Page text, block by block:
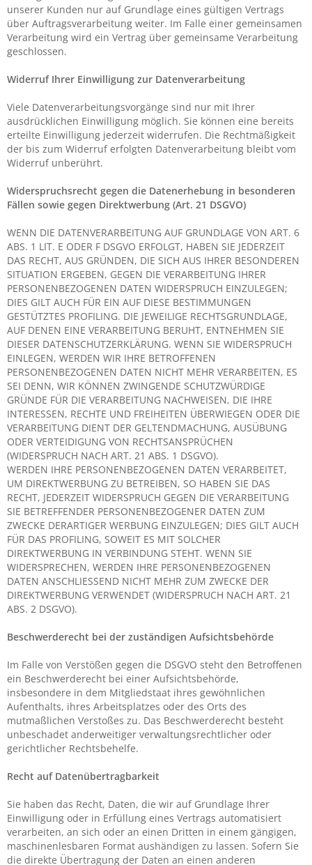
unserer Kunden nur auf Grundlage eines gültigen Vertrags
über Auftragsverarbeitung weiter. Im Falle einer gemeinsamen
Verarbeitung wird ein Vertrag über gemeinsame Verarbeitung
geschlossen.
Widerruf Ihrer Einwilligung zur Datenverarbeitung
Viele Datenverarbeitungsvorgänge sind nur mit Ihrer
ausdrücklichen Einwilligung möglich. Sie können eine bereits
erteilte Einwilligung jederzeit widerrufen. Die Rechtmäßigkeit
der bis zum Widerruf erfolgten Datenverarbeitung bleibt vom
Widerruf unberührt.
Widerspruchsrecht gegen die Datenerhebung in besonderen
Fällen sowie gegen Direktwerbung (Art. 21 DSGVO)
WENN DIE DATENVERARBEITUNG AUF GRUNDLAGE VON ART. 6
ABS. 1 LIT. E ODER F DSGVO ERFOLGT, HABEN SIE JEDERZEIT
DAS RECHT, AUS GRÜNDEN, DIE SICH AUS IHRER BESONDEREN
SITUATION ERGEBEN, GEGEN DIE VERARBEITUNG IHRER
PERSONENBEZOGENEN DATEN WIDERSPRUCH EINZULEGEN;
DIES GILT AUCH FÜR EIN AUF DIESE BESTIMMUNGEN
GESTÜTZTES PROFILING. DIE JEWEILIGE RECHTSGRUNDLAGE,
AUF DENEN EINE VERARBEITUNG BERUHT, ENTNEHMEN SIE
DIESER DATENSCHUTZERKLÄRUNG. WENN SIE WIDERSPRUCH
EINLEGEN, WERDEN WIR IHRE BETROFFENEN
PERSONENBEZOGENEN DATEN NICHT MEHR VERARBEITEN, ES
SEI DENN, WIR KÖNNEN ZWINGENDE SCHUTZWÜRDIGE
GRÜNDE FÜR DIE VERARBEITUNG NACHWEISEN, DIE IHRE
INTERESSEN, RECHTE UND FREIHEITEN ÜBERWIEGEN ODER DIE
VERARBEITUNG DIENT DER GELTENDMACHUNG, AUSÜBUNG
ODER VERTEIDIGUNG VON RECHTSANSPRÜCHEN
(WIDERSPRUCH NACH ART. 21 ABS. 1 DSGVO).
WERDEN IHRE PERSONENBEZOGENEN DATEN VERARBEITET,
UM DIREKTWERBUNG ZU BETREIBEN, SO HABEN SIE DAS
RECHT, JEDERZEIT WIDERSPRUCH GEGEN DIE VERARBEITUNG
SIE BETREFFENDER PERSONENBEZOGENER DATEN ZUM
ZWECKE DERARTIGER WERBUNG EINZULEGEN; DIES GILT AUCH
FÜR DAS PROFILING, SOWEIT ES MIT SOLCHER
DIREKTWERBUNG IN VERBINDUNG STEHT. WENN SIE
WIDERSPRECHEN, WERDEN IHRE PERSONENBEZOGENEN
DATEN ANSCHLIESSEND NICHT MEHR ZUM ZWECKE DER
DIREKTWERBUNG VERWENDET (WIDERSPRUCH NACH ART. 21
ABS. 2 DSGVO).
Beschwerde­recht bei der zuständigen Aufsichts­behörde
Im Falle von Verstößen gegen die DSGVO steht den Betroffenen
ein Beschwerderecht bei einer Aufsichtsbehörde,
insbesondere in dem Mitgliedstaat ihres gewöhnlichen
Aufenthalts, ihres Arbeitsplatzes oder des Orts des
mutmaßlichen Verstoßes zu. Das Beschwerderecht besteht
unbeschadet anderweitiger verwaltungsrechtlicher oder
gerichtlicher Rechtsbehelfe.
Recht auf Daten­übertrag­barkeit
Sie haben das Recht, Daten, die wir auf Grundlage Ihrer
Einwilligung oder in Erfüllung eines Vertrags automatisiert
verarbeiten, an sich oder an einen Dritten in einem gängigen,
maschinenlesbaren Format aushändigen zu lassen. Sofern Sie
die direkte Übertragung der Daten an einen anderen